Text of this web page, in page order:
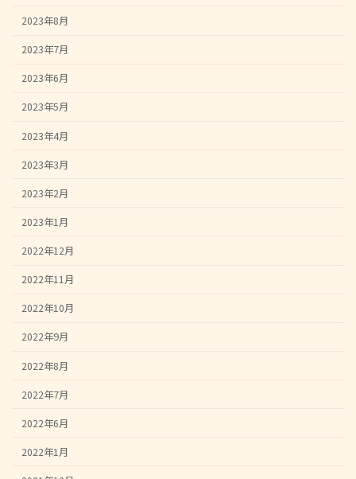
2023年8月
2023年7月
2023年6月
2023年5月
2023年4月
2023年3月
2023年2月
2023年1月
2022年12月
2022年11月
2022年10月
2022年9月
2022年8月
2022年7月
2022年6月
2022年1月